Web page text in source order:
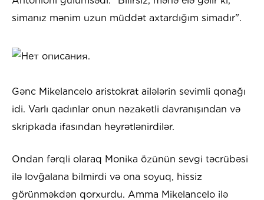
simanız mənim uzun müddət axtardığım simadır".
Gənc Mikelancelo aristokrat ailələrin sevimli qonağı
idi. Varlı qadınlar onun nəzakətli davranışından və
skripkada ifasından heyrətlənirdilər.
Ondan fərqli olaraq Monika özünün sevgi təcrübəsi
ilə lovğalana bilmirdi və ona soyuq, hissiz
görünməkdən qorxurdu. Amma Mikelancelo ilə